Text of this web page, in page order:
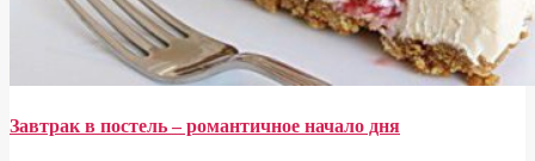
Завтрак в постель – романтичное начало дня